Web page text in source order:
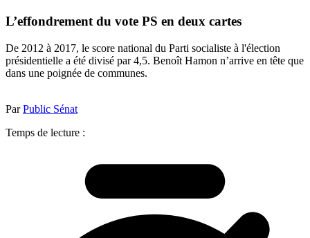
L’effondrement du vote PS en deux cartes
De 2012 à 2017, le score national du Parti socialiste à l'élection
présidentielle a été divisé par 4,5. Benoît Hamon n’arrive en tête que
dans une poignée de communes.
ParPublic Sénat
Temps de lecture :